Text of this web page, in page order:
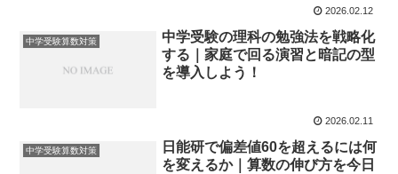
2026.02.12
中学受験算数対策
中学受験の理科の勉強法を戦略化
する｜家庭で回る演習と暗記の型
を導入しよう！
2026.02.11
中学受験算数対策
日能研で偏差値60を超えるには何
を変えるか｜算数の伸び方を今日